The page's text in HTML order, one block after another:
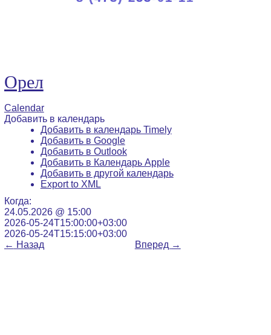
Орел
Calendar
Добавить в календарь
Добавить в календарь Timely
Добавить в Google
Добавить в Outlook
Добавить в Календарь Apple
Добавить в другой календарь
Export to XML
Когда:
24.05.2026 @ 15:00
2026-05-24T15:00:00+03:00
2026-05-24T15:15:00+03:00
← Назад Вперед →